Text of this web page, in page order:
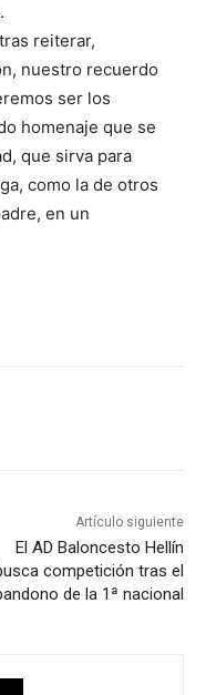
reiterar,
nuestro recuerdo
ser los
homenaje que se
que sirva para
como la de otros
en un
Artículo siguiente
El AD Baloncesto Hellín
competición tras el
de la 1ª nacional